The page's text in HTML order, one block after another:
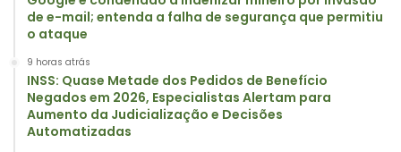
de e-mail; entenda a falha de segurança que permitiu
o ataque
9 horas atrás
INSS: Quase Metade dos Pedidos de Benefício
Negados em 2026, Especialistas Alertam para
Aumento da Judicialização e Decisões
Automatizadas